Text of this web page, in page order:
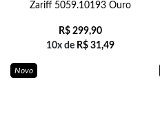
Zariff 5059.10193 Ouro
R$299,90
10x de R$31,49
Novo